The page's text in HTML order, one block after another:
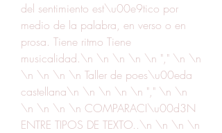
del sentimiento est\u00e9tico por
medio de la palabra, en verso o en
prosa. Tiene ritmo Tiene
musicalidad.\n \n \n \n \n "," \n \n
\n \n \n \n Taller de poes\u00eda
castellana\n \n \n \n \n "," \n \n
\n \n \n \n COMPARACI\u00d3N
ENTRE TIPOS DE TEXTO..\n \n \n \n